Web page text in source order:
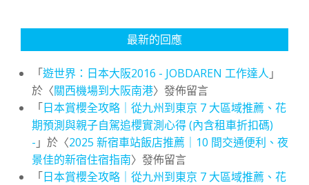
最新的回應
「遊世界：日本大阪2016 - JOBDAREN 工作達人 」
於〈關西機場到大阪南港〉發佈留言
「日本賞櫻全攻略｜從九州到東京 7 大區域推薦、花
期預測與親子自駕追櫻實測心得 (內含租車折扣碼)
- 」於〈2025 新宿車站飯店推薦｜10 間交通便利、夜
景佳的新宿住宿指南〉發佈留言
「日本賞櫻全攻略｜從九州到東京 7 大區域推薦、花